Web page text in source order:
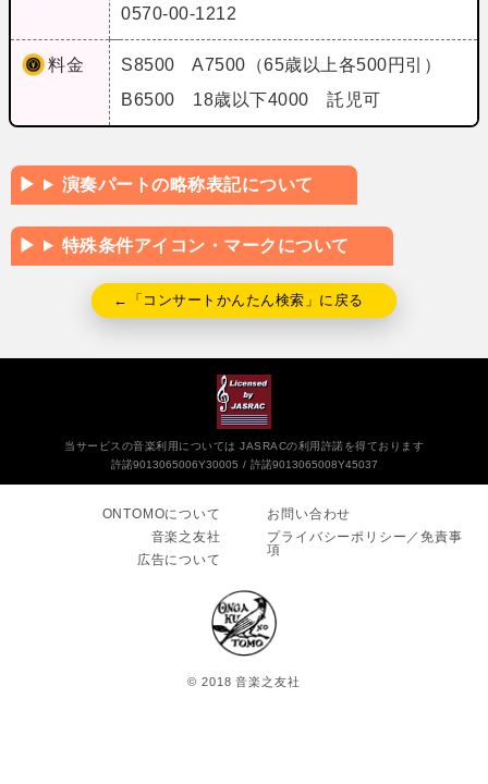
0570-00-1212
料金
S8500 A7500（65歳以上各500円引）
B6500 18歳以下4000 託児可
演奏パートの略称表記について
特殊条件アイコン・マークについて
←「コンサートかんたん検索」に戻る
当サービスの音楽利用については JASRACの利用許諾を得ております
許諾9013065006Y30005
許諾9013065008Y45037
ONTOMOについて
音楽之友社
広告について
お問い合わせ
プライバシーポリシー／免責事
項
© 2018 音楽之友社